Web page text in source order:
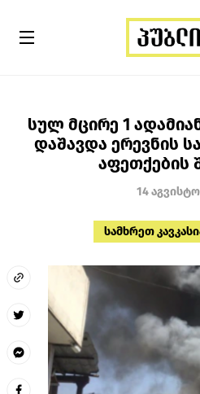
სულ მცირე 1
დაშავდა ერევნის
აფეთქების
14
სამხრეთ